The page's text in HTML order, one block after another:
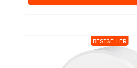
BESTSELLER